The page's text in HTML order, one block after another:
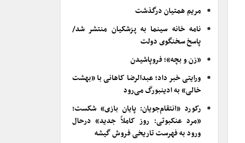
مریم همتیان درگذشت
نامه خانه سینما به پزشکیان منتشر شد/
پاسخ سخنگوی دولت
«زن و بچه»؛ فروپاشیدن
ورایتی خبر داد؛ عبدالرضا کاهانی با «بهشت
خالی» به ادینبورگ می‌رود
رکورد «انتقام‌جویان: پایان بازی» شکست؛
«مرد عنکبوتی: روز کاملاً جدید» درحال
ورود به فهرست تاریخی فروش گیشه